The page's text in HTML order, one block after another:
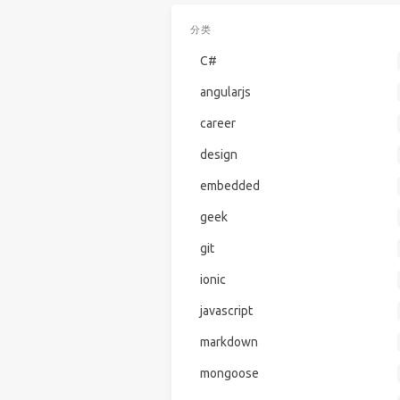
分类
C#
angularjs
career
design
embedded
geek
git
ionic
javascript
markdown
mongoose